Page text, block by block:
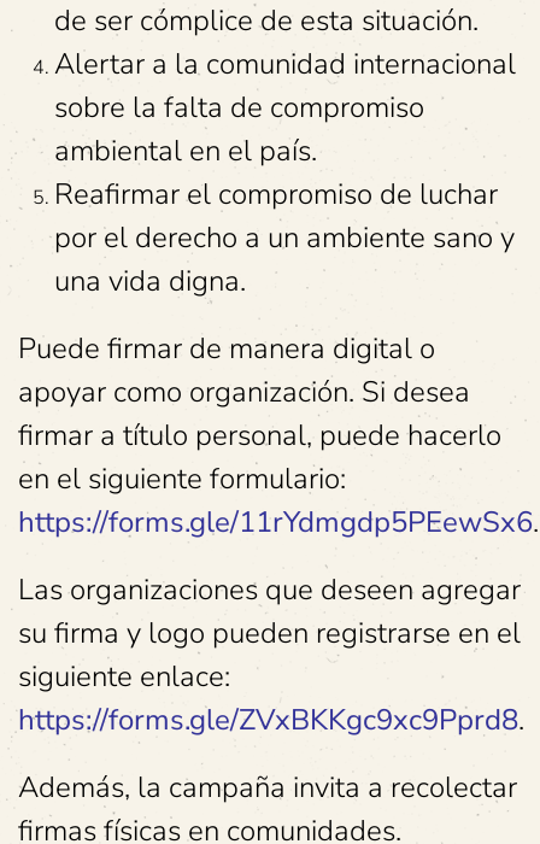
de ser cómplice de esta situación.
Alertar a la comunidad internacional
sobre la falta de compromiso
ambiental en el país.
Reafirmar el compromiso de luchar
por el derecho a un ambiente sano y
una vida digna.
Puede firmar de manera digital o
apoyar como organización. Si desea
firmar a título personal, puede hacerlo
en el siguiente formulario:
https://forms.gle/11rYdmgdp5PEewSx6.
Las organizaciones que deseen agregar
su firma y logo pueden registrarse en el
siguiente enlace:
https://forms.gle/ZVxBKKgc9xc9Pprd8.
Además, la campaña invita a recolectar
firmas físicas en comunidades.